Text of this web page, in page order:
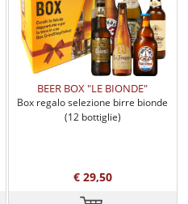
BEER BOX "LE BIONDE"
Box regalo selezione birre bionde
(12 bottiglie)
€ 29,50